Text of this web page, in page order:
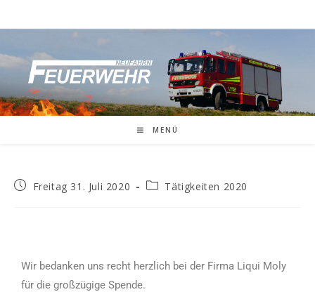
MENÜ
Freitag 31. Juli 2020 Tätigkeiten 2020
Wir bedanken uns recht herzlich bei der Firma Liqui Moly
für die großzügige Spende.